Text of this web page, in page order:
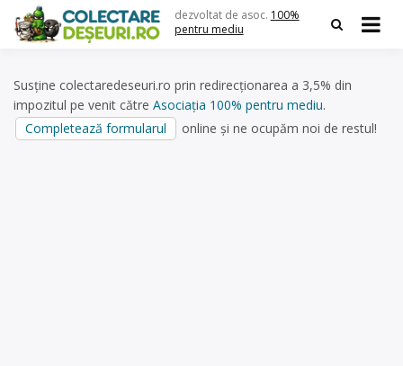
content
dezvoltat de asoc. 100%
pentru mediu
Susține colectaredeseuri.ro prin redirecționarea a 3,5% din
impozitul pe venit către Asociația 100% pentru mediu.
Completează formularul
online și ne ocupăm noi de restul!